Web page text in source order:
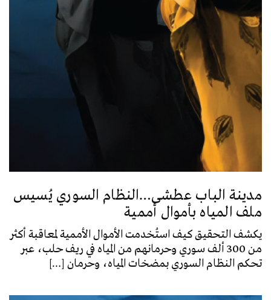
مدينة الباب عطشى…النظام السوري يُسيس
ملف المياه بأموال أممية
يكشف التحقيق كيف استُخدمت الأموال الأممية لمعاقبة أكثر
من 300 ألف سوري وحرمانهم من المياه في ريف حلب، عبر
تحكم النظام السوري بمضخات المياه، وحرمان […]